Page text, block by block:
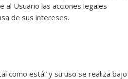
Usuario las acciones legales
de sus intereses.
como está” y su uso se realiza bajo